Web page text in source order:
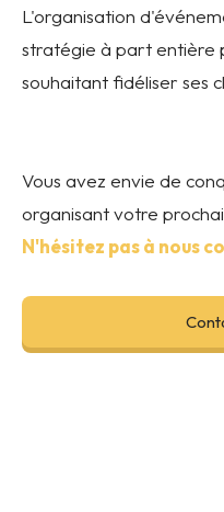
L'organisation
stratégie à part entière
souhaitant fidéliser ses
Vous avez envie de
organisant votre
N'hésitez pas à nous